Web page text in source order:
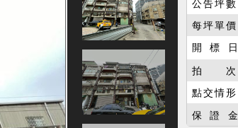
公告坪數
每坪單價
開 標 日
拍 次
點交情形
保 證 金